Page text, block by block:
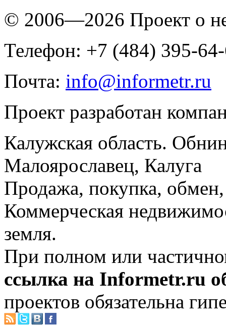
© 2006—2026 Проект о
Телефон: +7 (484) 395-
Почта: info@informetr.ru
Проект разработан
Калужская область.
Малоярославец, Калуга
Продажа, покупка, обмен,
Коммерческая
земля.
При полном или
ссылка на Informetr.ru
проектов обязательна